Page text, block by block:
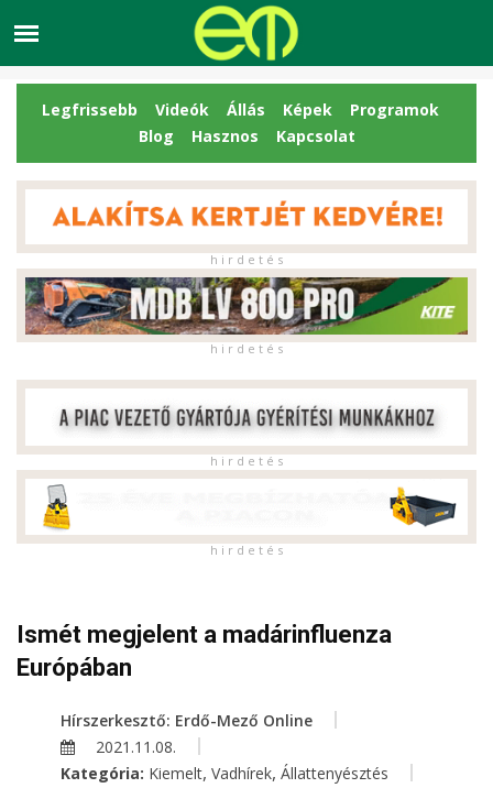
Legfrissebb Videók Állás Képek
Programok
Blog
Hasznos Kapcsolat
h i r d e t é s
h i r d e t é s
h i r d e t é s
h i r d e t é s
Ismét megjelent a madárinfluenza
Európában
Hírszerkesztő: Erdő-Mező Online
2021.11.08.
Kategória: Kiemelt, Vadhírek, Állattenyésztés